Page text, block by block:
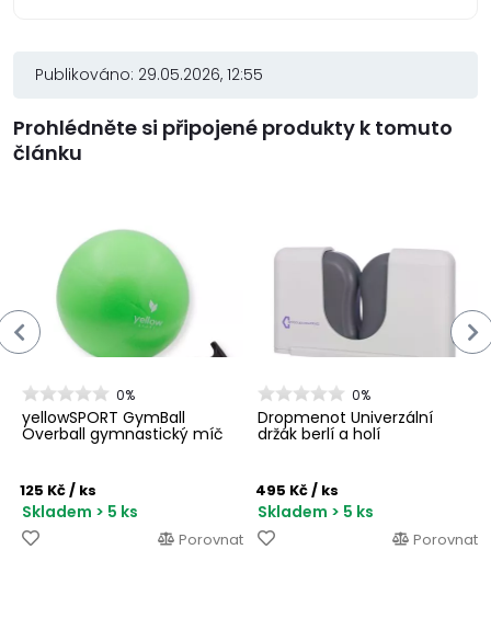
Publikováno: 29.05.2026, 12:55
Prohlédněte si připojené produkty k tomuto
článku
0%
yellowSPORT GymBall
Overball gymnastický míč
125 Kč/ ks
Skladem > 5 ks
Porovnat
0%
Dropmenot Univerzální
držák berlí a holí
495 Kč/ ks
Skladem > 5 ks
Porovnat